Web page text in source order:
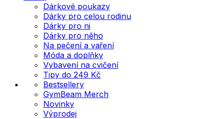
Dárkové poukazy
Dárky pro celou rodinu
Dárky pro ni
Dárky pro něho
Na pečení a vaření
Móda a doplňky
Vybavení na cvičení
Tipy do 249 Kč
Bestsellery
GymBeam Merch
Novinky
Výprodej